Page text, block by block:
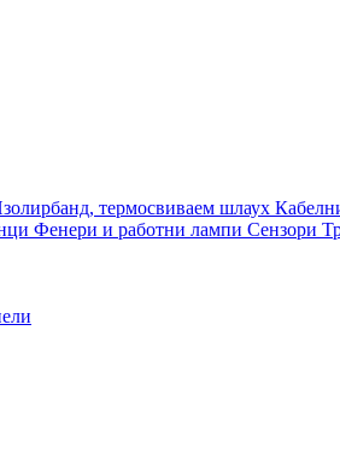
термосвиваем шлаух
Фенери и работни лампи Сензори